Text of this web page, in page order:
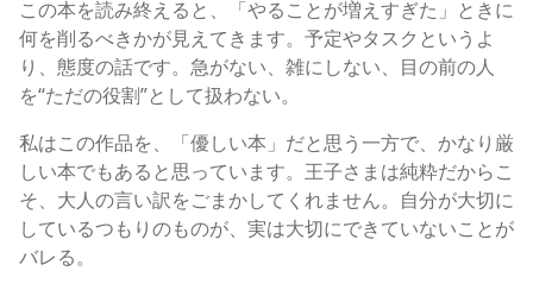
この本を読み終えると、「やることが増えすぎた」ときに
何を削るべきかが見えてきます。予定やタスクというよ
り、態度の話です。急がない、雑にしない、目の前の人
を“ただの役割”として扱わない。
私はこの作品を、「優しい本」だと思う一方で、かなり厳
しい本でもあると思っています。王子さまは純粋だからこ
そ、大人の言い訳をごまかしてくれません。自分が大切に
しているつもりのものが、実は大切にできていないことが
バレる。